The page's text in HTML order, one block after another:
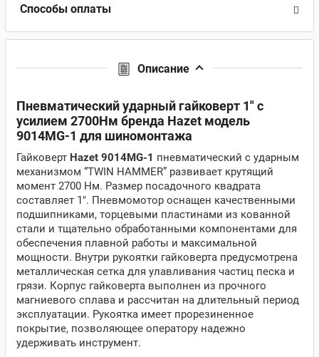
Способы оплаты
Описание
Пневматический ударный гайковерт 1" с
усилием 2700Нм бренда Hazet модель
9014MG-1 для шиномонтажа
Гайковерт Hazet 9014MG-1 пневматический с ударным
механизмом “TWIN HAMMER” развивает крутящий
момент 2700 Нм. Размер посадочного квадрата
составляет 1". Пневмомотор оснащен качественными
подшипниками, торцевыми пластинами из кованной
стали и тщательно обработанными компонентами для
обеспечения плавной работы и максимальной
мощности. Внутри рукоятки гайковерта предусмотрена
металлическая сетка для улавливания частиц песка и
грязи. Корпус гайковерта выполнен из прочного
магниевого сплава и рассчитан на длительный период
эксплуатации. Рукоятка имеет прорезиненное
покрытие, позволяющее оператору надежно
удерживать инструмент.